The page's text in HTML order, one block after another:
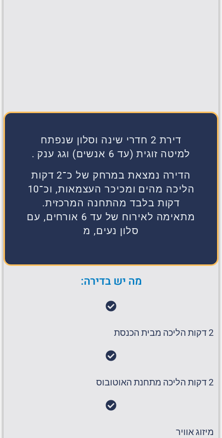
דירת 2 חדרי שינה וסלון שנפתח
למיטה זוגית (עד 6 אנשים) וגג ענק .
הדירה נמצאת במרחק של כ־2 דקות
הליכה מהים ומכיכר העצמאות, וכ־10
דקות בלבד מהתחנה המרכזית.
מתאימה לאירוח של עד 6 אורחים, עם
סלון נעים, מ
מה יש בדירה:
2 דקות הליכה מבית הכנסת
2 דקות הליכה מתחנת האוטובוס
מיזוג אוויר